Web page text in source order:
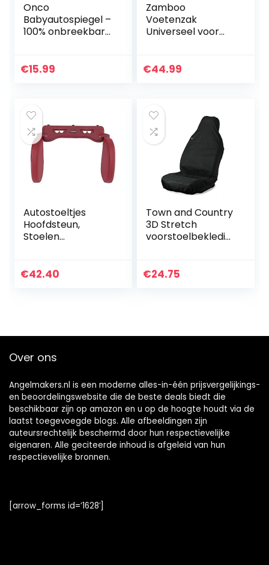
Onco
Babyautospiegel –
100% onbreekbare
achterbank – Rij
€15.99
Zamboo
Voetenzak
Universeel voor
Buggy – Zachte
met…
€44.99
Autostoeltjes
Hoofdsteun,
Stoelen
Hoofdkussen, voor
€42.40
Town and Country
3D Stretch
voorstoelbekledin
€24.75
Over ons
Angelmakers.nl is een moderne alles-in-één prijsvergelijkings-
en beoordelingswebsite die de beste deals biedt die
beschikbaar zijn op amazon en u op de hoogte houdt via de
laatst toegevoegde blogs. Alle afbeeldingen zijn
auteursrechtelijk beschermd door hun respectievelijke
eigenaren. Alle geciteerde inhoud is afgeleid van hun
respectievelijke bronnen.
[arrow_forms id=’1628′]